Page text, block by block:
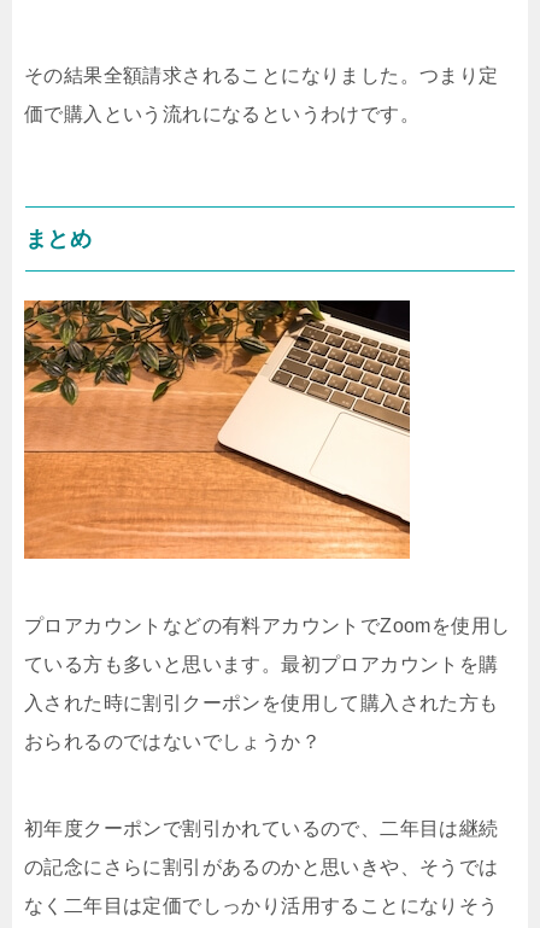
その結果全額請求されることになりました。つまり定
価で購入という流れになるというわけです。
まとめ
プロアカウントなどの有料アカウントでZoomを使用し
ている方も多いと思います。最初プロアカウントを購
入された時に割引クーポンを使用して購入された方も
おられるのではないでしょうか？
初年度クーポンで割引かれているので、二年目は継続
の記念にさらに割引があるのかと思いきや、そうでは
なく二年目は定価でしっかり活用することになりそう